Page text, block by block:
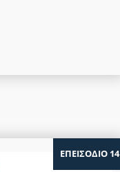
ΕΠΕΙΣΟΔΙΟ 14